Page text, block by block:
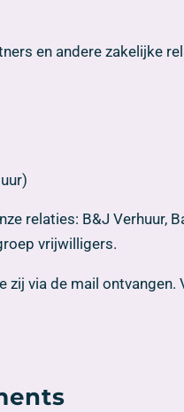
en andere zakelijke
relaties: B&J Verhuur,
vrijwilligers.
via de mail ontvangen.